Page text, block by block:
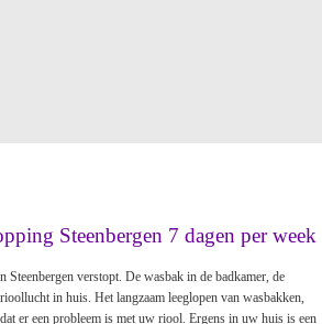
Steenbergen 7 dagen per week
verstopt. De wasbak in de badkamer, de
in huis. Het langzaam leeglopen van wasbakken,
er een probleem is met uw riool. Ergens in uw huis is een